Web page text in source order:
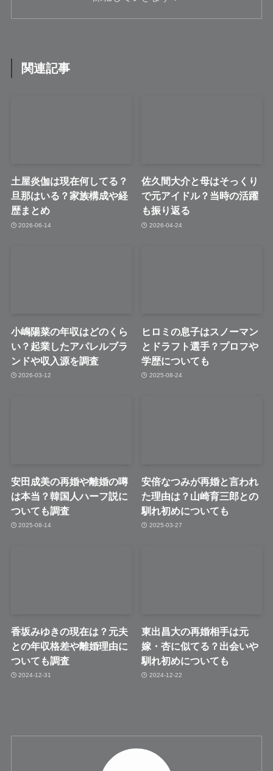
関連記事
土屋炎伽は現在何してる？
旦那はいる？家族構成や経
歴まとめ
2026-06-14
佐久間大介と母はそっくり
で元アイドル？当時の活躍
も振り返る
2026-04-24
小嶋陽菜の年収はどのくら
い？起業したアパレルブラ
ンドや収入源を調査
2026-03-12
ヒロミの息子はスノーマン
とドラフト選手？プロフや
学歴についても
2025-08-24
安田成美の再婚や離婚の噂
は本当？韓国人ハーフ説に
ついても調査
2025-08-14
安倍なつみが再婚と言われ
た理由は？山崎育三郎との
馴れ初めについても
2025-03-27
香坂みゆきの現在は？元夫
との年収格差や離婚理由に
ついても調査
2024-12-31
東出昌大の再婚相手は元
嫁・杏に似てる？出会いや
馴れ初めについても
2024-12-22